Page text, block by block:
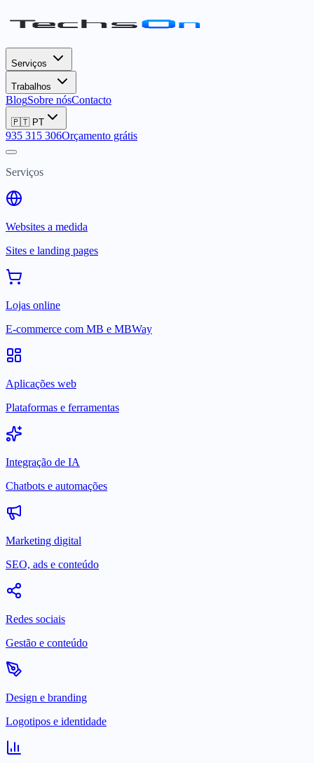
Serviços
Trabalhos
BlogSobre nósContacto
🇵🇹 PT
935 315 306Orçamento grátis
Serviços
Websites a medida
Sites e landing pages
Lojas online
E-commerce com MB e MBWay
Aplicações web
Plataformas e ferramentas
Integração de IA
Chatbots e automações
Marketing digital
SEO, ads e conteúdo
Redes sociais
Gestão e conteúdo
Design e branding
Logotipos e identidade